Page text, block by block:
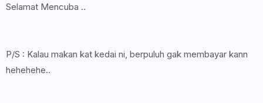
Selamat Mencuba ..
P/S : Kalau makan kat kedai ni, berpuluh gak membayar kann
hehehehe..